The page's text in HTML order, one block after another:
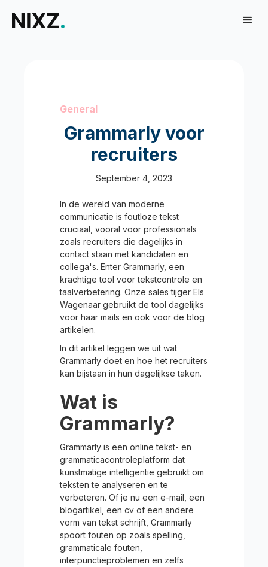
General
Grammarly voor
recruiters
September 4, 2023
In de wereld van moderne
communicatie is foutloze tekst
cruciaal, vooral voor professionals
zoals recruiters die dagelijks in
contact staan met kandidaten en
collega's. Enter Grammarly, een
krachtige tool voor tekstcontrole en
taalverbetering. Onze sales tijger Els
Wagenaar gebruikt de tool dagelijks
voor haar mails en ook voor de blog
artikelen.
In dit artikel leggen we uit wat
Grammarly doet en hoe het recruiters
kan bijstaan in hun dagelijkse taken.
Wat is
Grammarly?
Grammarly is een online tekst- en
grammaticacontroleplatform dat
kunstmatige intelligentie gebruikt om
teksten te analyseren en te
verbeteren. Of je nu een e-mail, een
blogartikel, een cv of een andere
vorm van tekst schrijft, Grammarly
spoort fouten op zoals spelling,
grammaticale fouten,
interpunctieproblemen en zelfs